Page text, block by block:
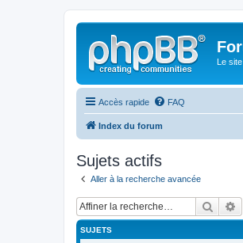
Le
Accès rapide FAQ
Index du forum
Sujets actifs
Aller à la recherche avancée
SUJETS